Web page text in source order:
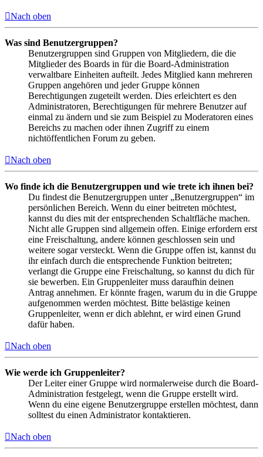
Nach oben
Was sind Benutzergruppen?
Benutzergruppen sind Gruppen von Mitgliedern, die die
Mitglieder des Boards in für die Board-Administration
verwaltbare Einheiten aufteilt. Jedes Mitglied kann mehreren
Gruppen angehören und jeder Gruppe können
Berechtigungen zugeteilt werden. Dies erleichtert es den
Administratoren, Berechtigungen für mehrere Benutzer auf
einmal zu ändern und sie zum Beispiel zu Moderatoren eines
Bereichs zu machen oder ihnen Zugriff zu einem
nichtöffentlichen Forum zu geben.
Nach oben
Wo finde ich die Benutzergruppen und wie trete ich ihnen bei?
Du findest die Benutzergruppen unter „Benutzergruppen“ im
persönlichen Bereich. Wenn du einer beitreten möchtest,
kannst du dies mit der entsprechenden Schaltfläche machen.
Nicht alle Gruppen sind allgemein offen. Einige erfordern erst
eine Freischaltung, andere können geschlossen sein und
weitere sogar versteckt. Wenn die Gruppe offen ist, kannst du
ihr einfach durch die entsprechende Funktion beitreten;
verlangt die Gruppe eine Freischaltung, so kannst du dich für
sie bewerben. Ein Gruppenleiter muss daraufhin deinen
Antrag annehmen. Er könnte fragen, warum du in die Gruppe
aufgenommen werden möchtest. Bitte belästige keinen
Gruppenleiter, wenn er dich ablehnt, er wird einen Grund
dafür haben.
Nach oben
Wie werde ich Gruppenleiter?
Der Leiter einer Gruppe wird normalerweise durch die Board-
Administration festgelegt, wenn die Gruppe erstellt wird.
Wenn du eine eigene Benutzergruppe erstellen möchtest, dann
solltest du einen Administrator kontaktieren.
Nach oben